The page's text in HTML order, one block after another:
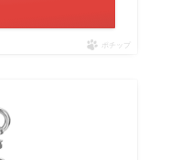
ポチップ